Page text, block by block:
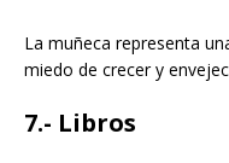
La muñeca representa
miedo de crecer y
7.- Libros